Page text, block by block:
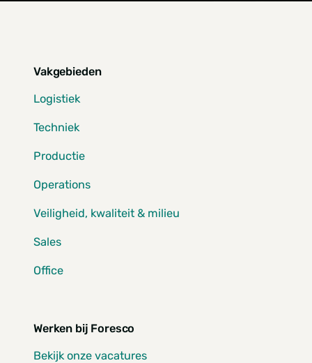
Vakgebieden
Logistiek
Techniek
Productie
Operations
Veiligheid, kwaliteit & milieu
Sales
Office
Werken bij Foresco
Bekijk onze vacatures